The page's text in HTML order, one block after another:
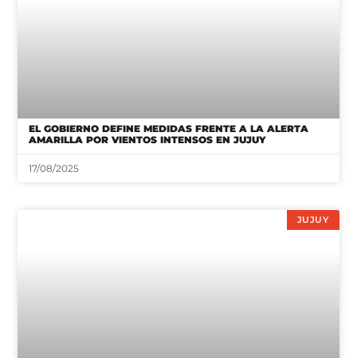
EL GOBIERNO DEFINE MEDIDAS FRENTE A LA ALERTA
AMARILLA POR VIENTOS INTENSOS EN JUJUY
17/08/2025
JUJUY